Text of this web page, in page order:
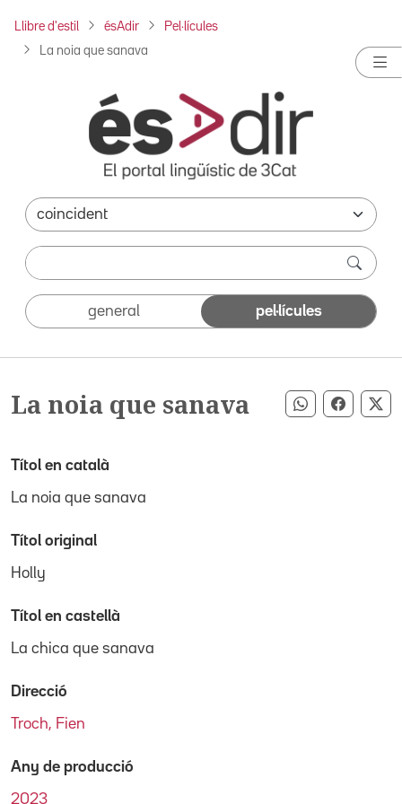
Llibre d'estil ésAdir Pel·lícules
La noia que sanava
general pel·lícules
La noia que sanava Compartir
Títol en català
La noia que sanava
Títol original
Holly
Títol en castellà
La chica que sanava
Direcció
Troch, Fien
Any de producció
2023